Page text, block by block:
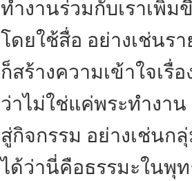
ทำงานร่วมกับเราเพิ่ม
โดยใช้สื่อ อย่างเช่นร
ก็สร้างความเข้าใจเรื่
ว่าไม่ใช่แค่พระทำงาน
สู่กิจกรรม อย่างเช่นก
ได้ว่านี่คือธรรมะในพุ